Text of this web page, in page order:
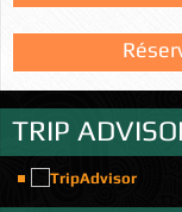
TRIP